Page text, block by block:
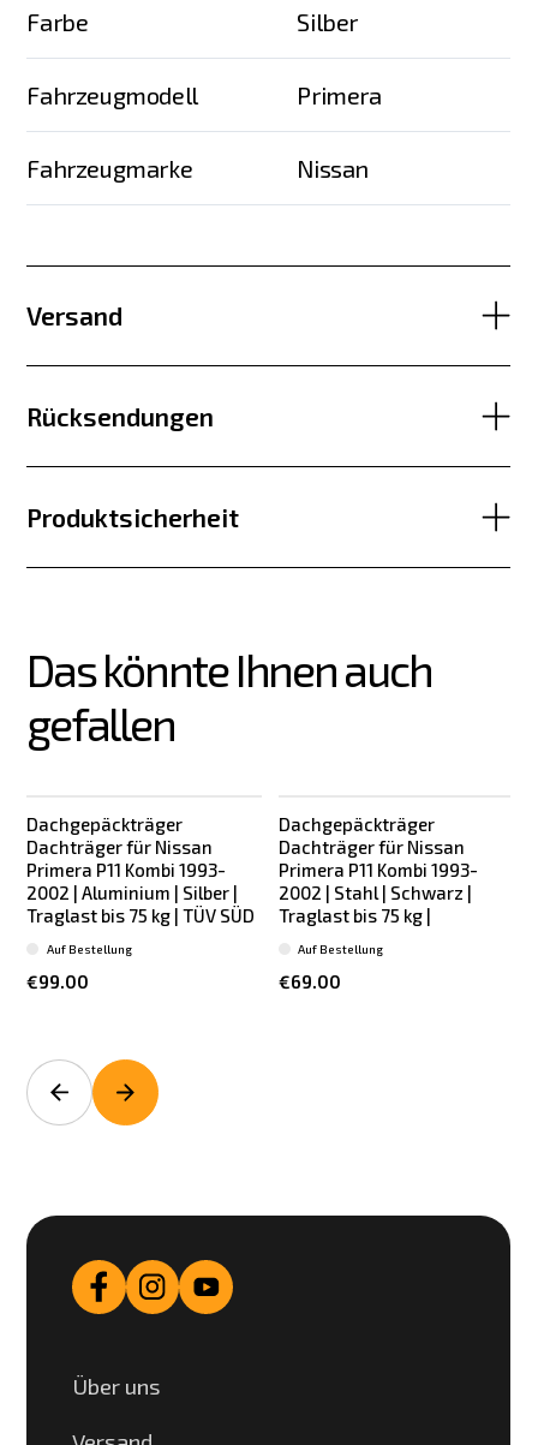
Farbe Silber
Fahrzeugmodell Primera
Fahrzeugmarke Nissan
Versand
Rücksendungen
Produktsicherheit
Das könnte Ihnen auch
gefallen
Dachgepäckträger
Dachträger für Nissan
Primera P11 Kombi 1993-
2002 | Aluminium | Silber |
Traglast bis 75 kg | TÜV SÜD
€99.00
Auf Bestellung
Dachgepäckträger
Dachträger für Nissan
Primera P11 Kombi 1993-
2002 | Stahl | Schwarz |
Traglast bis 75 kg |
€69.00
Auf Bestellung
Über uns